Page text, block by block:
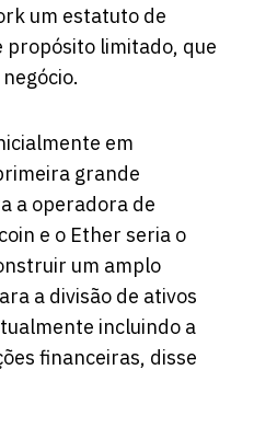
um estatuto de
propósito limitado, que
em
grande
a operadora de
e o Ether seria o
um amplo
a divisão de ativos
incluindo a
financeiras, disse